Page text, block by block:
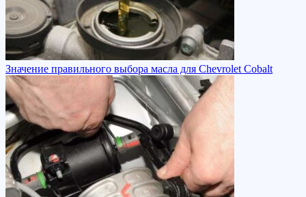
Значение правильного выбора масла для Chevrolet Cobalt